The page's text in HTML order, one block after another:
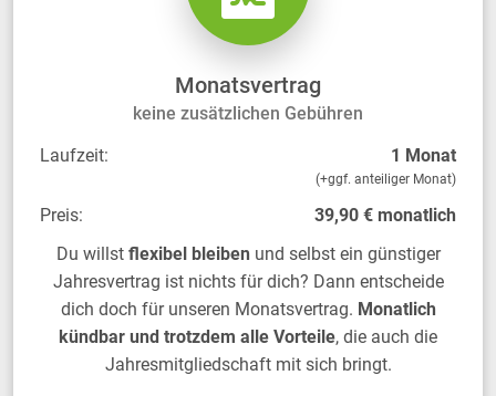
Monatsvertrag
keine zusätzlichen Gebühren
Laufzeit:
1 Monat
(+ggf. anteiliger Monat)
Preis:
39,90 € monatlich
Du willst flexibel bleiben und selbst ein günstiger
Jahresvertrag ist nichts für dich? Dann entscheide
dich doch für unseren Monatsvertrag. Monatlich
kündbar und trotzdem alle Vorteile, die auch die
Jahresmitgliedschaft mit sich bringt.